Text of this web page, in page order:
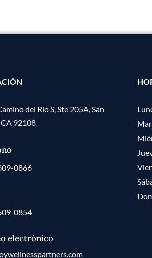
del Rio S, Ste 205A, San
CA 92108
0866
0854
electrónico